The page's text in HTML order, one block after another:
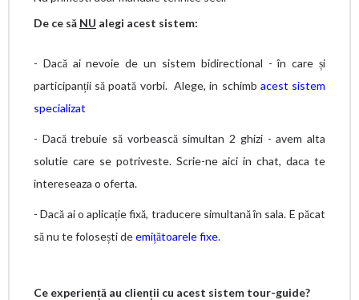
De ce să NU alegi acest sistem:
- Dacă ai nevoie de un sistem bidirectional - în care și
participanții să poată vorbi. Alege, in schimb acest sistem
specializat
- Dacă trebuie să vorbească simultan 2 ghizi - avem alta
solutie care se potriveste. Scrie-ne aici in chat, daca te
intereseaza o oferta.
- Dacă ai o aplicație fixă, traducere simultană în sala. E păcat
să nu te folosești deemițătoarele fixe.
Ce experiență au clienții cu acest sistem tour-guide?